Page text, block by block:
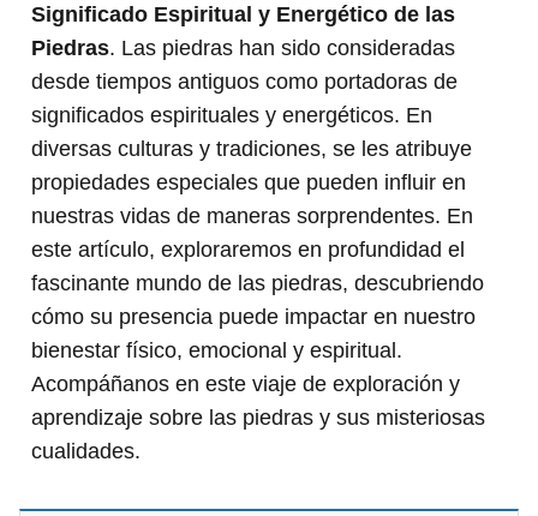
Significado Espiritual y Energético de las
Piedras. Las piedras han sido consideradas
desde tiempos antiguos como portadoras de
significados espirituales y energéticos. En
diversas culturas y tradiciones, se les atribuye
propiedades especiales que pueden influir en
nuestras vidas de maneras sorprendentes. En
este artículo, exploraremos en profundidad el
fascinante mundo de las piedras, descubriendo
cómo su presencia puede impactar en nuestro
bienestar físico, emocional y espiritual.
Acompáñanos en este viaje de exploración y
aprendizaje sobre las piedras y sus misteriosas
cualidades.